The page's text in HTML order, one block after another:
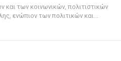
των κοινωνικών, πολιτιστικών
ενώπιον των πολιτικών και...